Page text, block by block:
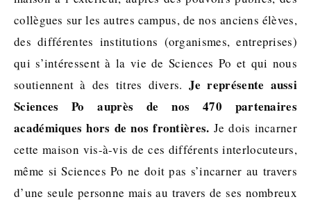
collègues sur les autres campus, de nos anciens élèves,
des différentes institutions (organismes, entreprises)
qui s’intéressent à la vie de Sciences Po et qui nous
soutiennent à des titres divers. Je représente aussi
Sciences Po auprès de nos 470 partenaires
académiques hors de nos frontières. Je dois incarner
cette maison vis-à-vis de ces différents interlocuteurs,
même si Sciences Po ne doit pas s’incarner au travers
d’une seule personne mais au travers de ses nombreux